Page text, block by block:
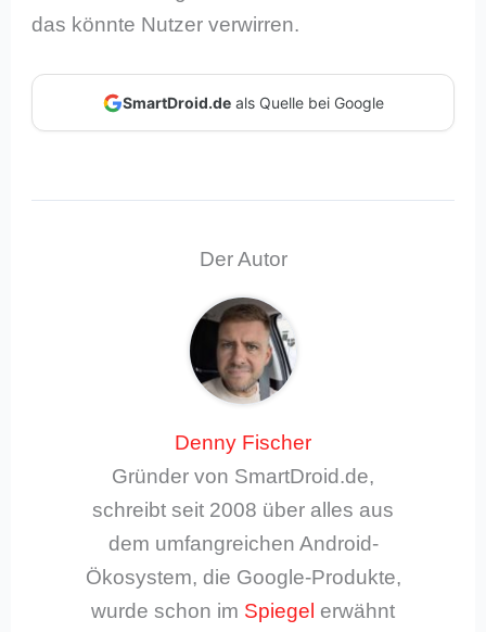
das könnte Nutzer verwirren.
SmartDroid.deals Quelle bei Google
Der Autor
Denny Fischer
Gründer von SmartDroid.de,
schreibt seit 2008 über alles aus
dem umfangreichen Android-
Ökosystem, die Google-Produkte,
wurde schon im Spiegel erwähnt